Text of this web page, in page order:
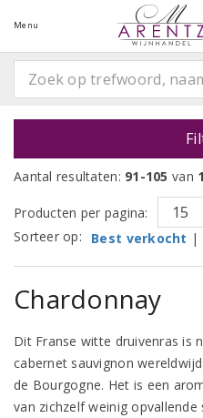
Menu
Aantal resultaten: 91-105 van
Producten per pagina:
Sorteer op:
Best verkocht |
Chardonnay
Dit Franse witte druivenras is
cabernet sauvignon
de Bourgogne. Het is een
van zichzelf weinig